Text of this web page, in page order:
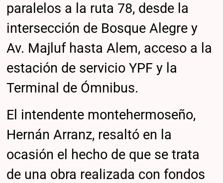
paralelos a la ruta 78, desde la
intersección de Bosque Alegre y
Av. Majluf hasta Alem, acceso a la
estación de servicio YPF y la
Terminal de Ómnibus.
El intendente montehermoseño,
Hernán Arranz, resaltó en la
ocasión el hecho de que se trata
de una obra realizada con fondos